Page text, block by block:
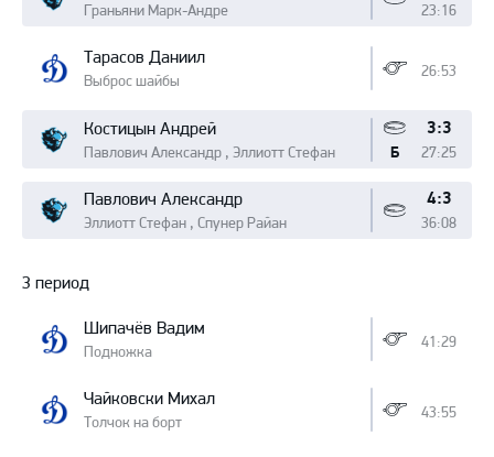
Граньяни Марк-Андре 23:16
Тарасов Даниил
Выброс шайбы
26:53
Костицын Андрей
Павлович Александр , Эллиотт Стефан
3:3
27:25
Б
Павлович Александр
Эллиотт Стефан , Спунер Райан
4:3
36:08
3 период
Шипачёв Вадим
Подножка
41:29
Чайковски Михал
Толчок на борт
43:55